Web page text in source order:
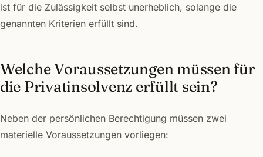
ist für die Zulässigkeit selbst unerheblich, solange die
genannten Kriterien erfüllt sind.
Welche Voraussetzungen müssen für
die Privatinsolvenz erfüllt sein?
Neben der persönlichen Berechtigung müssen zwei
materielle Voraussetzungen vorliegen: